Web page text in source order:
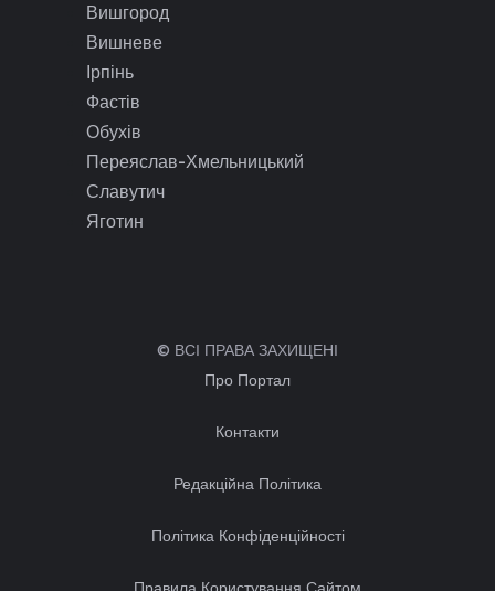
Вишгород
Вишневе
Ірпінь
Фастів
Обухів
Переяслав-Хмельницький
Славутич
Яготин
© ВСІ ПРАВА ЗАХИЩЕНІ
Про Портал
Контакти
Редакційна Політика
Політика Конфіденційності